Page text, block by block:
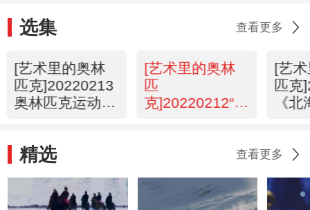
选集 查看更多
[艺术里的奥林
匹克]20220213
奥林匹克运动雕
[艺术里的奥林
匹
克]20220212“冰
[艺
匹克
《
精选 查看更多